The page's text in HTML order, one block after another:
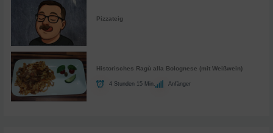
Pizzateig
Historisches Ragù alla Bolognese (mit Weißwein)
4 Stunden 15 Min. Anfänger